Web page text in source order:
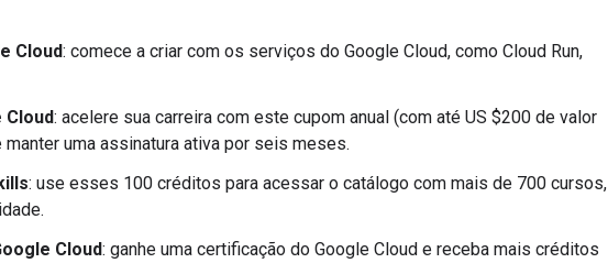
Cloud: comece a criar com os serviços do Google Cloud, como Cloud Run,
Cloud: acelere sua carreira com este cupom anual (com até US $200 de valor
uma assinatura ativa por seis meses.
: use esses 100 créditos para acessar o catálogo com mais de 700 cursos,
Cloud: ganhe uma certificação do Google Cloud e receba mais créditos